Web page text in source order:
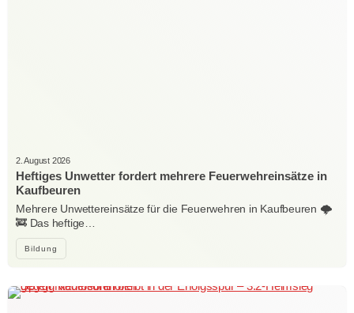
Bildung
2. August 2026
Heftiges Unwetter fordert mehrere Feuerwehreinsätze in
Kaufbeuren
Mehrere Unwettereinsätze für die Feuerwehren in Kaufbeuren 🌩️
🚒 Das heftige…